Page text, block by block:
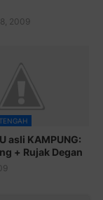
2009
asli KAMPUNG:
+ Rujak Degan